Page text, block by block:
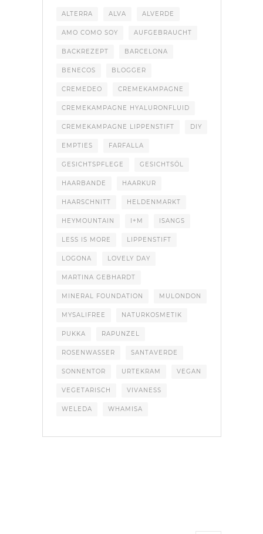
ALTERRA ALVA ALVERDE
AMO COMO SOY AUFGEBRAUCHT
BACKREZEPT BARCELONA
BENECOS BLOGGER
CREMEDEO CREMEKAMPAGNE
CREMEKAMPAGNE HYALURONFLUID
CREMEKAMPAGNE LIPPENSTIFT DIY
EMPTIES FARFALLA
GESICHTSPFLEGE GESICHTSÖL
HAARBANDE HAARKUR
HAARSCHNITT HELDENMARKT
HEYMOUNTAIN I+M ISANGS
LESS IS MORE LIPPENSTIFT
LOGONA LOVELY DAY
MARTINA GEBHARDT
MINERAL FOUNDATION MULONDON
MYSALIFREE NATURKOSMETIK
PUKKA RAPUNZEL
ROSENWASSER SANTAVERDE
SONNENTOR URTEKRAM VEGAN
VEGETARISCH VIVANESS
WELEDA WHAMISA